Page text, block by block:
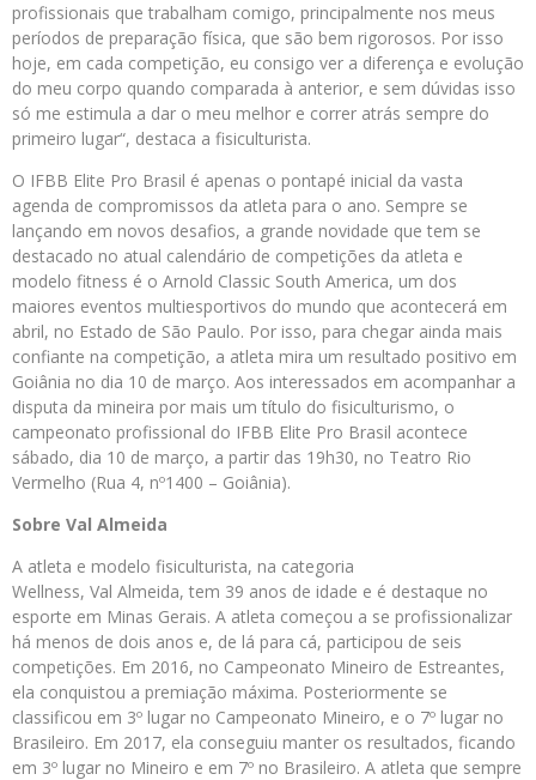
profissionais que trabalham comigo, principalmente nos meus
períodos de preparação física, que são bem rigorosos. Por isso
hoje, em cada competição, eu consigo ver a diferença e evolução
do meu corpo quando comparada à anterior, e sem dúvidas isso
só me estimula a dar o meu melhor e correr atrás sempre do
primeiro lugar“, destaca a fisiculturista.
O IFBB Elite Pro Brasil é apenas o pontapé inicial da vasta
agenda de compromissos da atleta para o ano. Sempre se
lançando em novos desafios, a grande novidade que tem se
destacado no atual calendário de competições da atleta e
modelo fitness é o Arnold Classic South America, um dos
maiores eventos multiesportivos do mundo que acontecerá em
abril, no Estado de São Paulo. Por isso, para chegar ainda mais
confiante na competição, a atleta mira um resultado positivo em
Goiânia no dia 10 de março. Aos interessados em acompanhar a
disputa da mineira por mais um título do fisiculturismo, o
campeonato profissional do IFBB Elite Pro Brasil acontece
sábado, dia 10 de março, a partir das 19h30, no Teatro Rio
Vermelho (Rua 4, nº1400 – Goiânia).
Sobre Val Almeida
A atleta e modelo fisiculturista, na categoria
Wellness, Val Almeida, tem 39 anos de idade e é destaque no
esporte em Minas Gerais. A atleta começou a se profissionalizar
há menos de dois anos e, de lá para cá, participou de seis
competições. Em 2016, no Campeonato Mineiro de Estreantes,
ela conquistou a premiação máxima. Posteriormente se
classificou em 3º lugar no Campeonato Mineiro, e o 7º lugar no
Brasileiro. Em 2017, ela conseguiu manter os resultados, ficando
em 3º lugar no Mineiro e em 7º no Brasileiro. A atleta que sempre